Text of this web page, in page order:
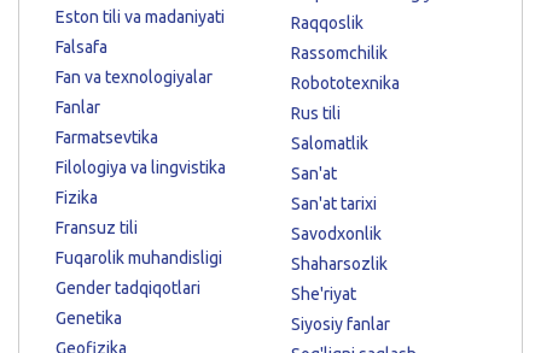
Eston tili va madaniyati
Falsafa
Fan va texnologiyalar
Fanlar
Farmatsevtika
Filologiya va lingvistika
Fizika
Fransuz tili
Fuqarolik muhandisligi
Gender tadqiqotlari
Genetika
Geofizika
Raqqoslik
Rassomchilik
Robototexnika
Rus tili
Salomatlik
San'at
San'at tarixi
Savodxonlik
Shaharsozlik
She'riyat
Siyosiy fanlar